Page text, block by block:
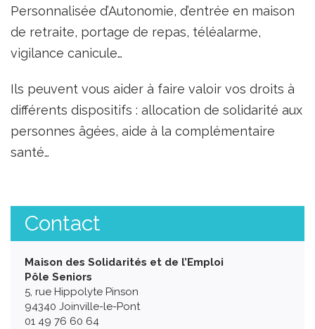
Personnalisée d’Autonomie, d’entrée en maison
de retraite, portage de repas, téléalarme,
vigilance canicule…
Ils peuvent vous aider à faire valoir vos droits à
différents dispositifs : allocation de solidarité aux
personnes âgées, aide à la complémentaire
santé…
Contact
Maison des Solidarités et de l’Emploi
Pôle Seniors
5, rue Hippolyte Pinson
94340 Joinville-le-Pont
01 49 76 60 64